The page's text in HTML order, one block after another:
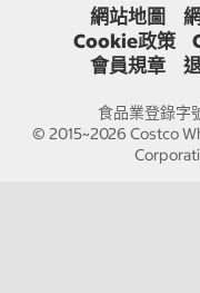
網站地圖
Cookie政策
會員規章
食品業登錄字
© 2015~2026 Costco